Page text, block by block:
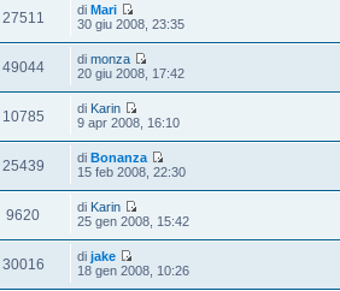
27511 diMari
30 giu 2008, 23:35
49044 dimonza
20 giu 2008, 17:42
10785 di Karin
9 apr 2008, 16:10
25439 diBonanza
15 feb 2008, 22:30
9620 di Karin
25 gen 2008, 15:42
30016 dijake
18 gen 2008, 10:26